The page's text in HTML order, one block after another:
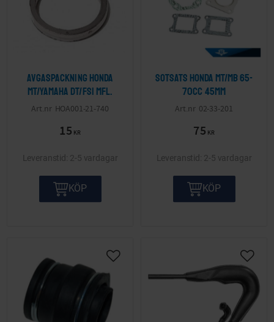
Avgaspackning Honda
MT/Yamaha DT/FS1 mfl.
HOA001-21-740
15 KR
2-5 vardagar
KÖP
Sotsats Honda MT/MB 65-
70cc 45mm
02-33-201
75 KR
2-5 vardagar
KÖP